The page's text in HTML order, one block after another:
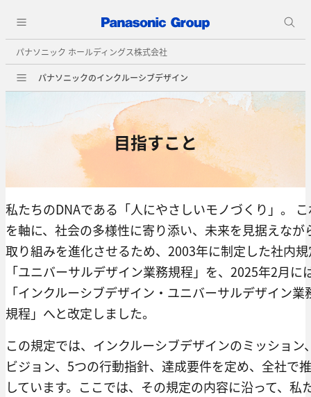
パナソニック ホールディングス株式会社
パナソニックのインクルーシブデザイン
目指すこと
私たちのDNAである「人にやさしいモノづくり」。
を軸に、社会の多様性に寄り添い、未来を見据えなが
取り組みを進化させるため、2003年に制定した社内
「ユニバーサルデザイン業務規程」を、2025年2月に
「インクルーシブデザイン・ユニバーサルデザイン業
規程」へと改定しました。
この規定では、インクルーシブデザインのミッション
ビジョン、5つの行動指針、達成要件を定め、全社で
しています。ここでは、その規定の内容に沿って、私